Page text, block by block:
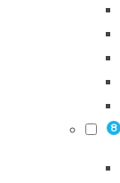
8